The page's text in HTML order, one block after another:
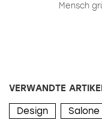
Mensch
VERWANDTE
Design Salone